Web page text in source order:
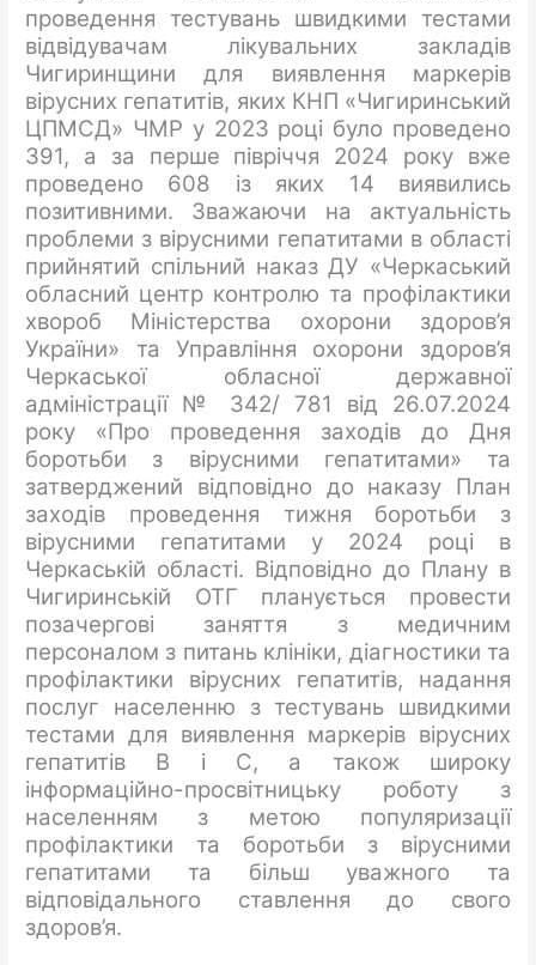
проведення тестувань швидкими тестами
відвідувачам лікувальних закладів
Чигиринщини для виявлення маркерів
вірусних гепатитів, яких КНП «Чигиринський
ЦПМСД» ЧМР у 2023 році було проведено
391, а за перше півріччя 2024 року вже
проведено 608 із яких 14 виявились
позитивними. Зважаючи на актуальність
проблеми з вірусними гепатитами в області
прийнятий спільний наказ ДУ «Черкаський
обласний центр контролю та профілактики
хвороб Міністерства охорони здоров’я
України» та Управління охорони здоров’я
Черкаської обласної державної
адміністрації № 342/ 781 від 26.07.2024
року «Про проведення заходів до Дня
боротьби з вірусними гепатитами» та
затверджений відповідно до наказу План
заходів проведення тижня боротьби з
вірусними гепатитами у 2024 році в
Черкаській області. Відповідно до Плану в
Чигиринській ОТГ планується провести
позачергові заняття з медичним
персоналом з питань клініки, діагностики та
профілактики вірусних гепатитів, надання
послуг населенню з тестувань швидкими
тестами для виявлення маркерів вірусних
гепатитів В і С, а також широку
інформаційно-просвітницьку роботу з
населенням з метою популяризації
профілактики та боротьби з вірусними
гепатитами та більш уважного та
відповідального ставлення до свого
здоров’я.